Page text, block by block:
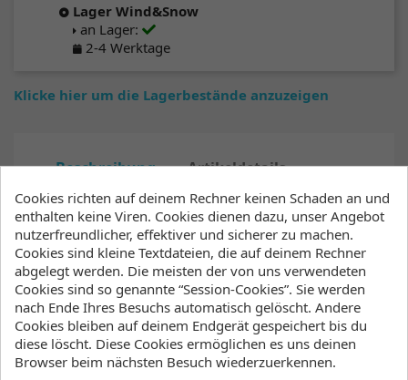
Lager Wind&Snow
an Lager:
2-4 Werktage
Klicke hier um die Lagerbestände anzuzeigen
Beschreibung
Artikeldetails
Anhänge
Lagerbestand
Dasmid FlexTrapez inkl
Spreaderbar
Die goldene Mitte. Das Saber liegt bezogen auf den
Härtegrad zwischen den Modellen Elite und
Momentum. Durch die aus Verbundmaterial im
Cookies richten auf deinem Rechner keinen Schaden an und
enthalten keine Viren. Cookies dienen dazu, unser Angebot
nutzerfreundlicher, effektiver und sicherer zu machen.
Cookies sind kleine Textdateien, die auf deinem Rechner
abgelegt werden. Die meisten der von uns verwendeten
Cookies sind so genannte “Session-Cookies”. Sie werden
nach Ende Ihres Besuchs automatisch gelöscht. Andere
Cookies bleiben auf deinem Endgerät gespeichert bis du
diese löscht. Diese Cookies ermöglichen es uns deinen
Browser beim nächsten Besuch wiederzuerkennen.